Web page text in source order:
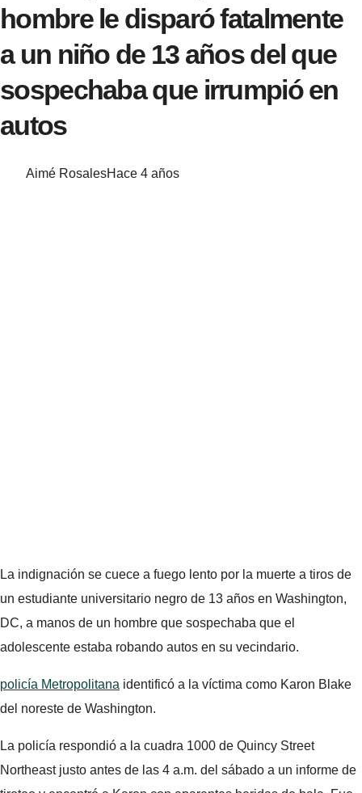
hombre le disparó fatalmente
a un niño de 13 años del que
sospechaba que irrumpió en
autos
Aimé RosalesHace 4 años
La indignación se cuece a fuego lento por la muerte a tiros de
un estudiante universitario negro de 13 años en Washington,
DC, a manos de un hombre que sospechaba que el
adolescente estaba robando autos en su vecindario.
policía Metropolitana identificó a la víctima como Karon Blake
del noreste de Washington.
La policía respondió a la cuadra 1000 de Quincy Street
Northeast justo antes de las 4 a.m. del sábado a un informe de